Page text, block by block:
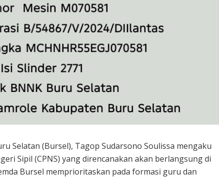
Selatan (Bursel), Tagop Sudarsono Soulissa mengaku
Sipil (CPNS) yang direncanakan akan berlangsung di
Bursel memprioritaskan pada formasi guru dan